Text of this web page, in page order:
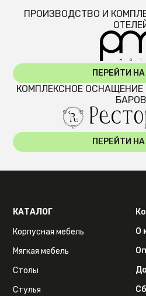
ПРОИЗВОДСТВО И
ПЕРЕЙТИ
КОМПЛЕКСНОЕ ОСНАЩЕНИЕ
БАРОВ
ПЕРЕЙТИ
КАТАЛОГ
Корпусная мебель
Мягкая мебель
Столы
Стулья
О